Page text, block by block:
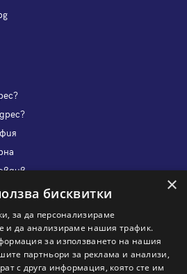
×
бисквитки
за да персонализираме
и да анализираме нашия трафик.
за използването на нашия
партньори за реклама и анализи,
с друга информация, която сте им